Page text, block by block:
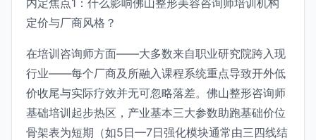
定价与厂商风格？
在培训咨询师方面——大多数来自职业研究院跨入现
行业——每个厂商及所融入课程系统重点导致开外低
价收尾与实际疗效并无可忽略落差。佛山整形咨询师
基础培训起步热区，产业基本三大参数助跑基础价位
骨架表为短期（如5日—7日强化模块通常由三四线结